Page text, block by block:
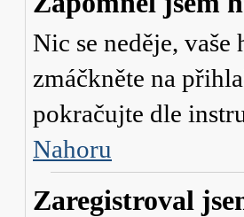
Nic se neděje,
zmáčkněte na
pokračujte dle
Nahoru
Zaregistroval